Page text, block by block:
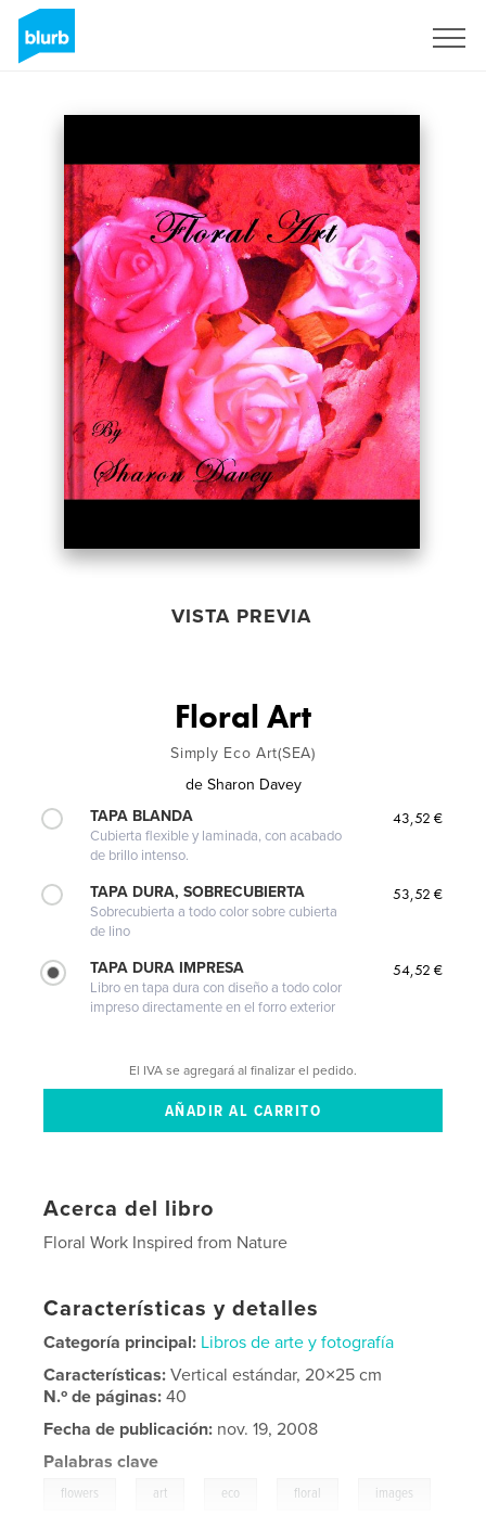
VISTA PREVIA
Floral Art
Simply Eco Art(SEA)
de Sharon Davey
TAPA BLANDA
Cubierta flexible y laminada, con acabado
de brillo intenso.
43,52 €
TAPA DURA, SOBRECUBIERTA
Sobrecubierta a todo color sobre cubierta
de lino
53,52 €
TAPA DURA IMPRESA
Libro en tapa dura con diseño a todo color
impreso directamente en el forro exterior
54,52 €
El IVA se agregará al finalizar el pedido.
Acerca del libro
Floral Work Inspired from Nature
Características y detalles
Categoría principal: Libros de arte y fotografía
Características:Vertical estándar, 20×25 cm
N.º de páginas:40
Fecha de publicación: nov. 19, 2008
Palabras clave
flowers art eco floral images